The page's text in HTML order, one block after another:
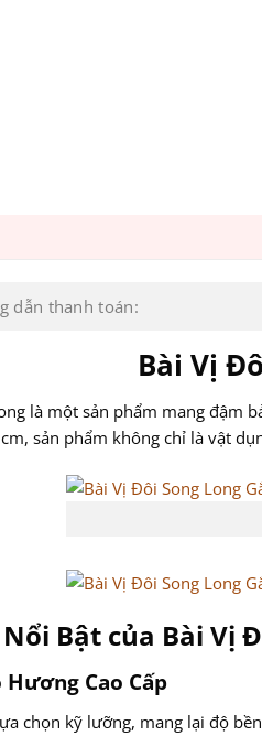
dẫn thanh toán:
Bài Vị
là một sản phẩm mang đậm
sản phẩm không chỉ là vật
Bật của Bài Vị
Hương Cao Cấp
chọn kỹ lưỡng, mang lại độ